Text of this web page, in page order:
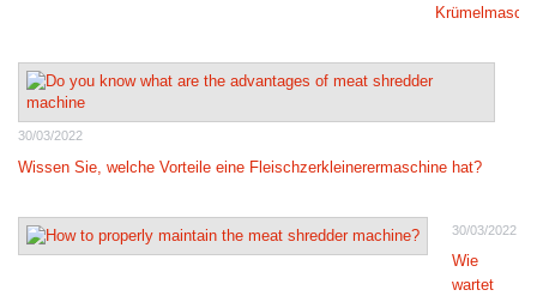
30/03/2022
Wissen Sie, welche Vorteile eine Fleischzerkleinerermaschine hat?
30/03/2022
Wie
wartet